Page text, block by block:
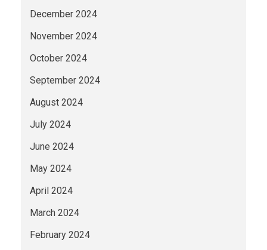
December 2024
November 2024
October 2024
September 2024
August 2024
July 2024
June 2024
May 2024
April 2024
March 2024
February 2024